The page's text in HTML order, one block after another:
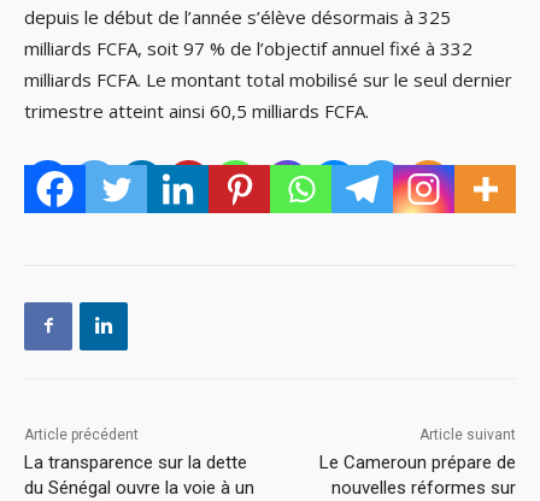
depuis le début de l’année s’élève désormais à 325
milliards FCFA, soit 97 % de l’objectif annuel fixé à 332
milliards FCFA. Le montant total mobilisé sur le seul dernier
trimestre atteint ainsi 60,5 milliards FCFA.
Article précédent
La transparence sur la dette
du Sénégal ouvre la voie à un
Article suivant
Le Cameroun prépare de
nouvelles réformes sur